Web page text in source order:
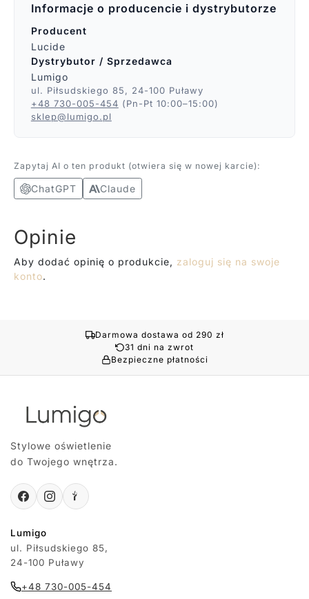
Informacje o producencie i dystrybutorze
Producent
Lucide
Dystrybutor / Sprzedawca
Lumigo
ul. Piłsudskiego 85, 24-100 Puławy
+48 730-005-454 (Pn-Pt 10:00–15:00)
sklep@lumigo.pl
Zapytaj AI o ten produkt (otwiera się w nowej karcie):
ChatGPT Claude
Opinie
Aby dodać opinię o produkcie, zaloguj się na swoje
konto.
Darmowa dostawa od 290 zł
31 dni na zwrot
Bezpieczne płatności
Stylowe oświetlenie
do Twojego wnętrza.
Lumigo
ul. Piłsudskiego 85,
24-100 Puławy
+48 730-005-454